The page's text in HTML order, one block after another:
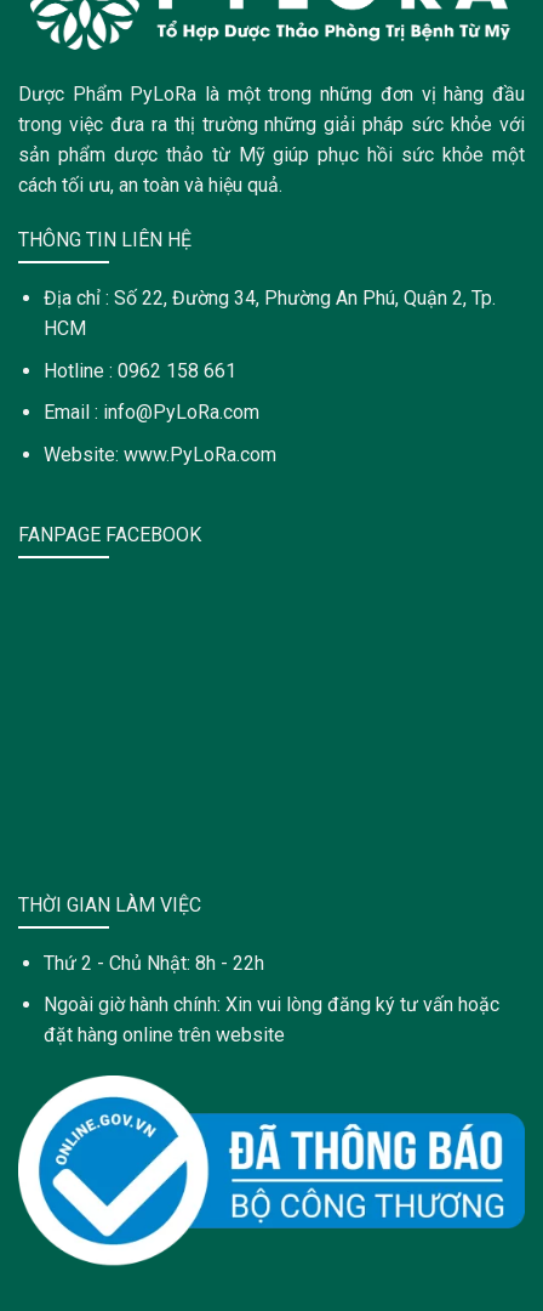
Dược Phẩm PyLoRa là một trong những đơn vị hàng đầu
trong việc đưa ra thị trường những giải pháp sức khỏe với
sản phẩm dược thảo từ Mỹ giúp phục hồi sức khỏe một
cách tối ưu, an toàn và hiệu quả.
THÔNG TIN LIÊN HỆ
Địa chỉ : Số 22, Đường 34, Phường An Phú, Quận 2, Tp.
HCM
Hotline : 0962 158 661
Email : info@PyLoRa.com
Website: www.PyLoRa.com
FANPAGE FACEBOOK
THỜI GIAN LÀM VIỆC
Thứ 2 - Chủ Nhật: 8h - 22h
Ngoài giờ hành chính: Xin vui lòng đăng ký tư vấn hoặc
đặt hàng online trên website